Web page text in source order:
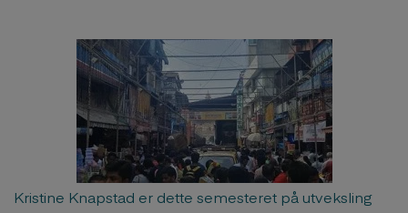
Kristine Knapstad er dette semesteret på utveksling